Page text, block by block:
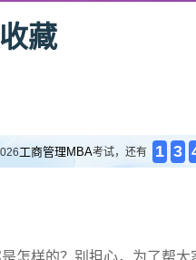
藏
工商管理MBA考试，还有 1 3